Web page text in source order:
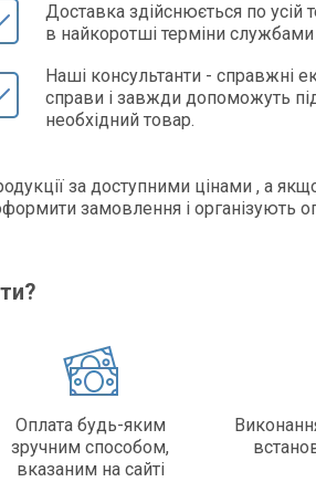
Доставка здійснюється по усій
в найкоротші терміни службами
Наші консультанти - справжні
справи і завжди допоможуть
необхідний товар.
за доступними цінами , а
замовлення і організують
Оплата будь-яким
зручним способом,
вказаним на сайті